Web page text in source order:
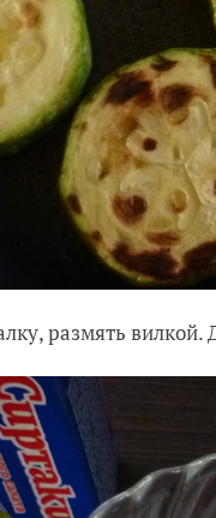
размять вилкой.